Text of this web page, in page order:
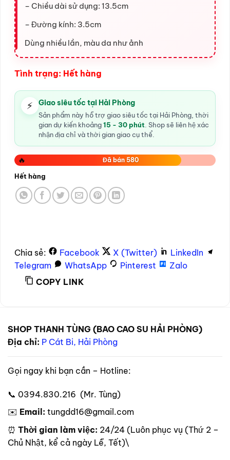
– Chiều dài sử dụng: 13.5cm
– Đường kính: 3.5cm
Dùng nhiều lần, màu da như ảnh
Tình trạng: Hết hàng
⚡ Giao siêu tốc tại Hải Phòng
Sản phẩm này hỗ trợ giao siêu tốc tại Hải Phòng, thời
gian dự kiến khoảng15 - 30 phút. Shop sẽ liên hệ xác
nhận địa chỉ và thời gian giao cụ thể.
🔥 Đã bán 580
Hết hàng
Chia sẻ: Facebook X (Twitter)
LinkedIn
Telegram
WhatsApp Pinterest
Zalo
COPY LINK
SHOP THANH TÙNG (BAO CAO SU HẢI PHÒNG)
Địa chỉ: P Cát Bi, Hải Phòng
Gọi ngay khi bạn cần – Hotline:
📞 0394.830.216 (Mr. Tùng)
✉️ Email: tungdd16@gmail.com
⏰ Thời gian làm việc: 24/24 (Luôn phục vụ (Thứ 2 –
Chủ Nhật, kể cả ngày Lễ, Tết)\